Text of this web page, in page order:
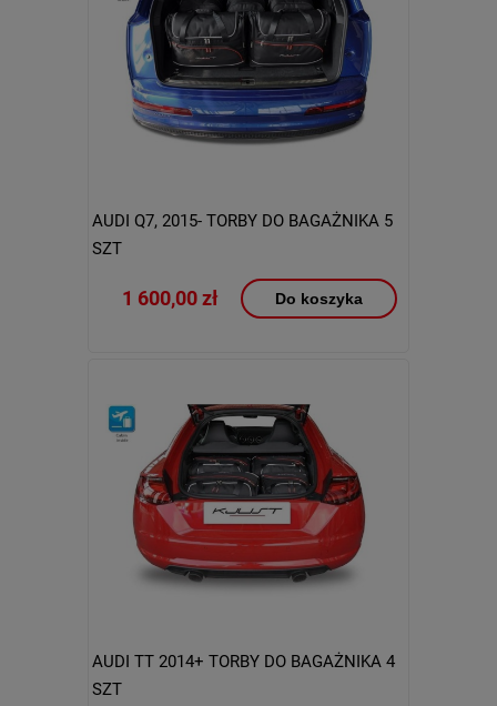
AUDI Q7, 2015- TORBY DO BAGAŻNIKA 5
SZT
1 600,00 zł Do koszyka
AUDI TT 2014+ TORBY DO BAGAŻNIKA 4
SZT